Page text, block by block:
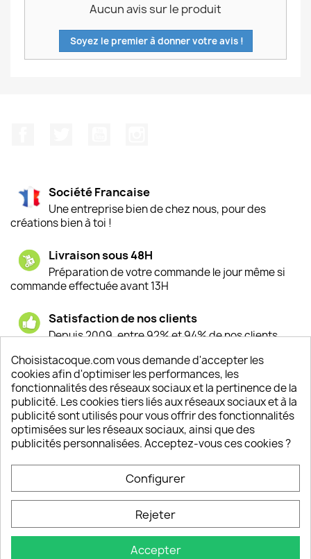
Aucun avis sur le produit
Soyez le premier à donner votre avis !
Société Francaise
Une entreprise bien de chez nous, pour des
créations bien à toi !
Livraison sous 48H
Préparation de votre commande le jour même si
commande effectuée avant 13H
Satisfaction de nos clients
Depuis 2009, entre 92% et 94% de nos clients
Un SAV à votre écoute
Notre SAV est disponible 6/7J de 10h à 18H
INFORMATIONS 
VOTRE COMPTE 
Choisistacoque.com vous demande d'accepter les
cookies afin d'optimiser les performances, les
fonctionnalités des réseaux sociaux et la pertinence de la
publicité. Les cookies tiers liés aux réseaux sociaux et à la
publicité sont utilisés pour vous offrir des fonctionnalités
optimisées sur les réseaux sociaux, ainsi que des
publicités personnalisées. Acceptez-vous ces cookies ?
Configurer
Rejeter
Accepter